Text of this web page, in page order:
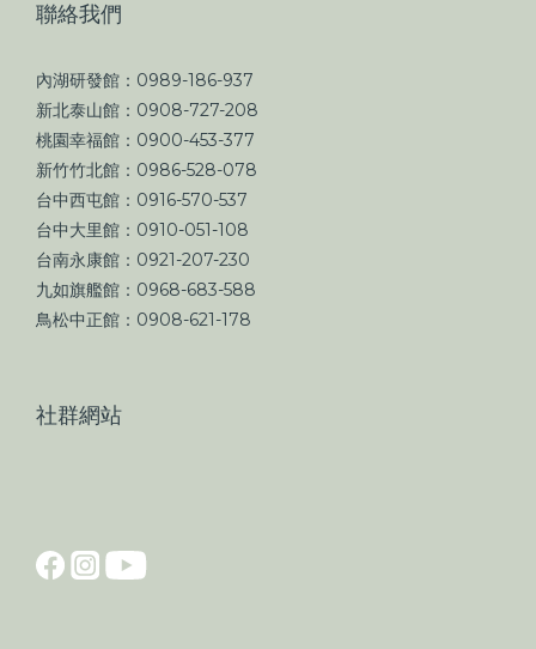
聯絡我們
內湖研發館：0989-186-937
新北泰山館：0908-727-208
桃園幸福館：0900-453-377
新竹竹北館：0986-528-078
台中西屯館：0916-570-537
台中大里館：0910-051-108
台南永康館：0921-207-230
九如旗艦館：0968-683-588
鳥松中正館：0908-621-178
社群網站